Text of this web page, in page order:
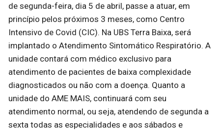
de segunda-feira, dia 5 de abril, passe a atuar, em
princípio pelos próximos 3 meses, como Centro
Intensivo de Covid (CIC). Na UBS Terra Baixa, será
implantado o Atendimento Sintomático Respiratório. A
unidade contará com médico exclusivo para
atendimento de pacientes de baixa complexidade
diagnosticados ou não com a doença. Quanto a
unidade do AME MAIS, continuará com seu
atendimento normal, ou seja, atendendo de segunda a
sexta todas as especialidades e aos sábados e